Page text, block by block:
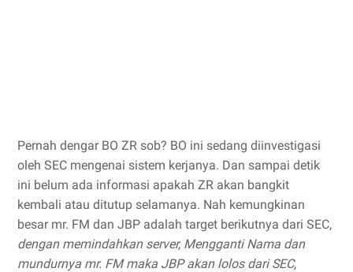
Pernah dengar BO ZR sob? BO ini sedang diinvestigasi
oleh SEC mengenai sistem kerjanya. Dan sampai detik
ini belum ada informasi apakah ZR akan bangkit
kembali atau ditutup selamanya. Nah kemungkinan
besar mr. FM dan JBP adalah target berikutnya dari SEC,
dengan memindahkan server, Mengganti Nama dan
mundurnya mr. FM maka JBP akan lolos dari SEC,